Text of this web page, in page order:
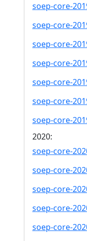
soep-core-
soep-core-
soep-core-
soep-core-
soep-core-
soep-core-
soep-core-
2020:
soep-core-
soep-core-
soep-core-
soep-core-
soep-core-